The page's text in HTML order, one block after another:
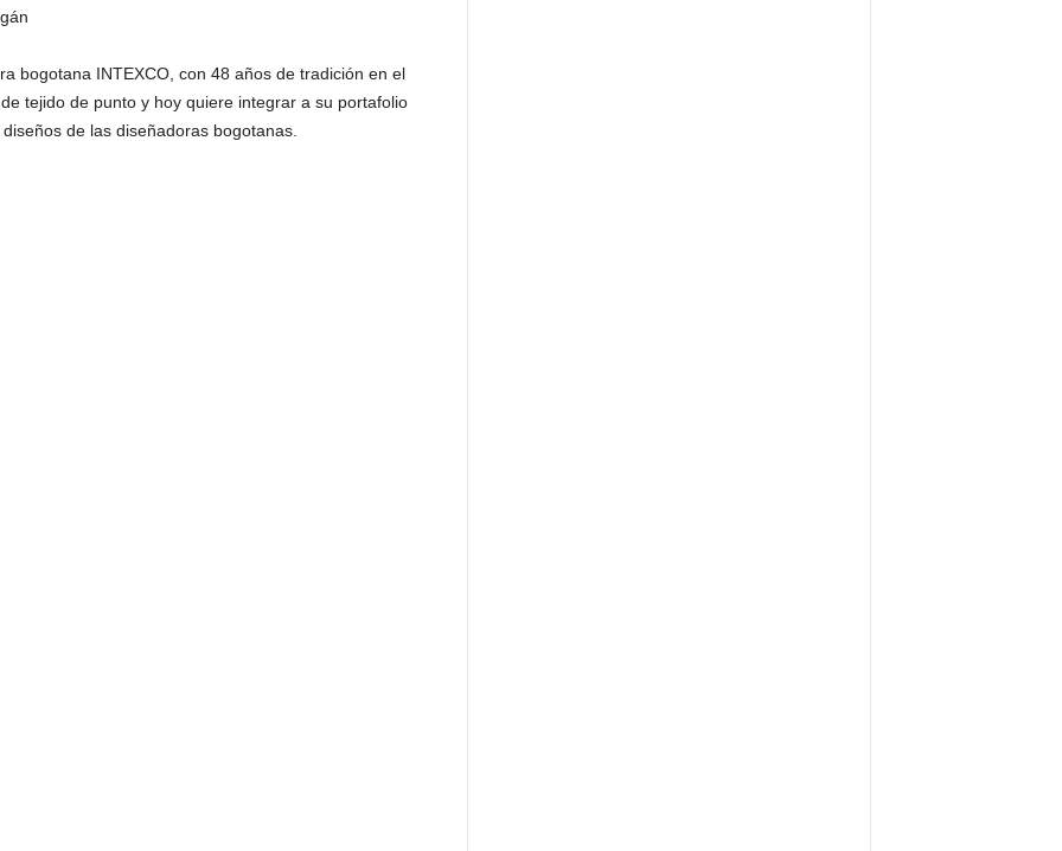
bogotana INTEXCO, con 48 años de tradición en el
tejido de punto y hoy quiere integrar a su portafolio
de las diseñadoras bogotanas.